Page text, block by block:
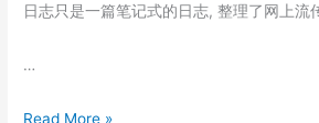
日志只是一篇笔记式的日志, 整理了网上流
…
解
Read More »